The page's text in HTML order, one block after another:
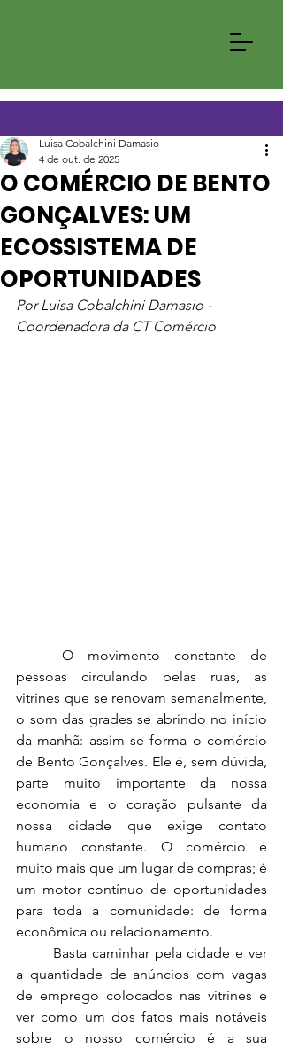
O COMÉRCIO DE BENTO
GONÇALVES: UM
ECOSSISTEMA DE
OPORTUNIDADES
Luisa Cobalchini Damasio
4 de out. de 2025
Por Luisa Cobalchini Damasio -
Coordenadora da CT Comércio
pessoas circulando pelas ruas, as
vitrines que se renovam semanalmente,
o som das grades se abrindo no início
da manhã: assim se forma o comércio
de Bento Gonçalves. Ele é, sem dúvida,
parte muito importante da nossa
economia e o coração pulsante da
nossa cidade que exige contato
humano constante. O comércio é
muito mais que um lugar de compras; é
um motor contínuo de oportunidades
para toda a comunidade: de forma
econômica ou relacionamento.
a quantidade de anúncios com vagas
de emprego colocados nas vitrines e
ver como um dos fatos mais notáveis
sobre o nosso comércio é a sua